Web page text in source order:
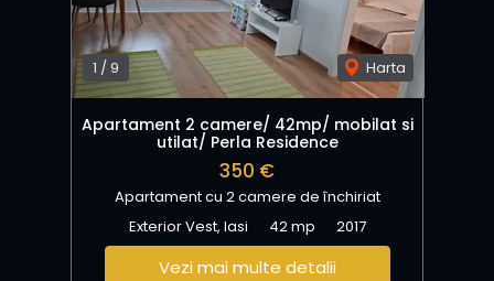
1 / 9 Harta
Apartament 2 camere/ 42mp/ mobilat si
utilat/ Perla Residence
350 €
Apartament cu 2 camere de închiriat
Exterior Vest, Iasi
42 mp 2017
Vezi mai multe detalii